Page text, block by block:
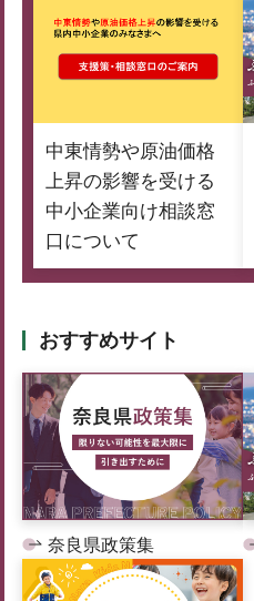
中東情勢や原油価格
上昇の影響を受ける
中小企業向け相談窓
口について
おすすめサイト
奈良県政策集